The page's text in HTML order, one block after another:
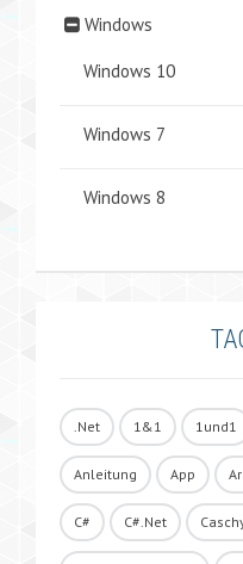
Windows
Windows 10
Windows 7
Windows 8
.Net 1&1 1und1
Anleitung App
C# C#.Net